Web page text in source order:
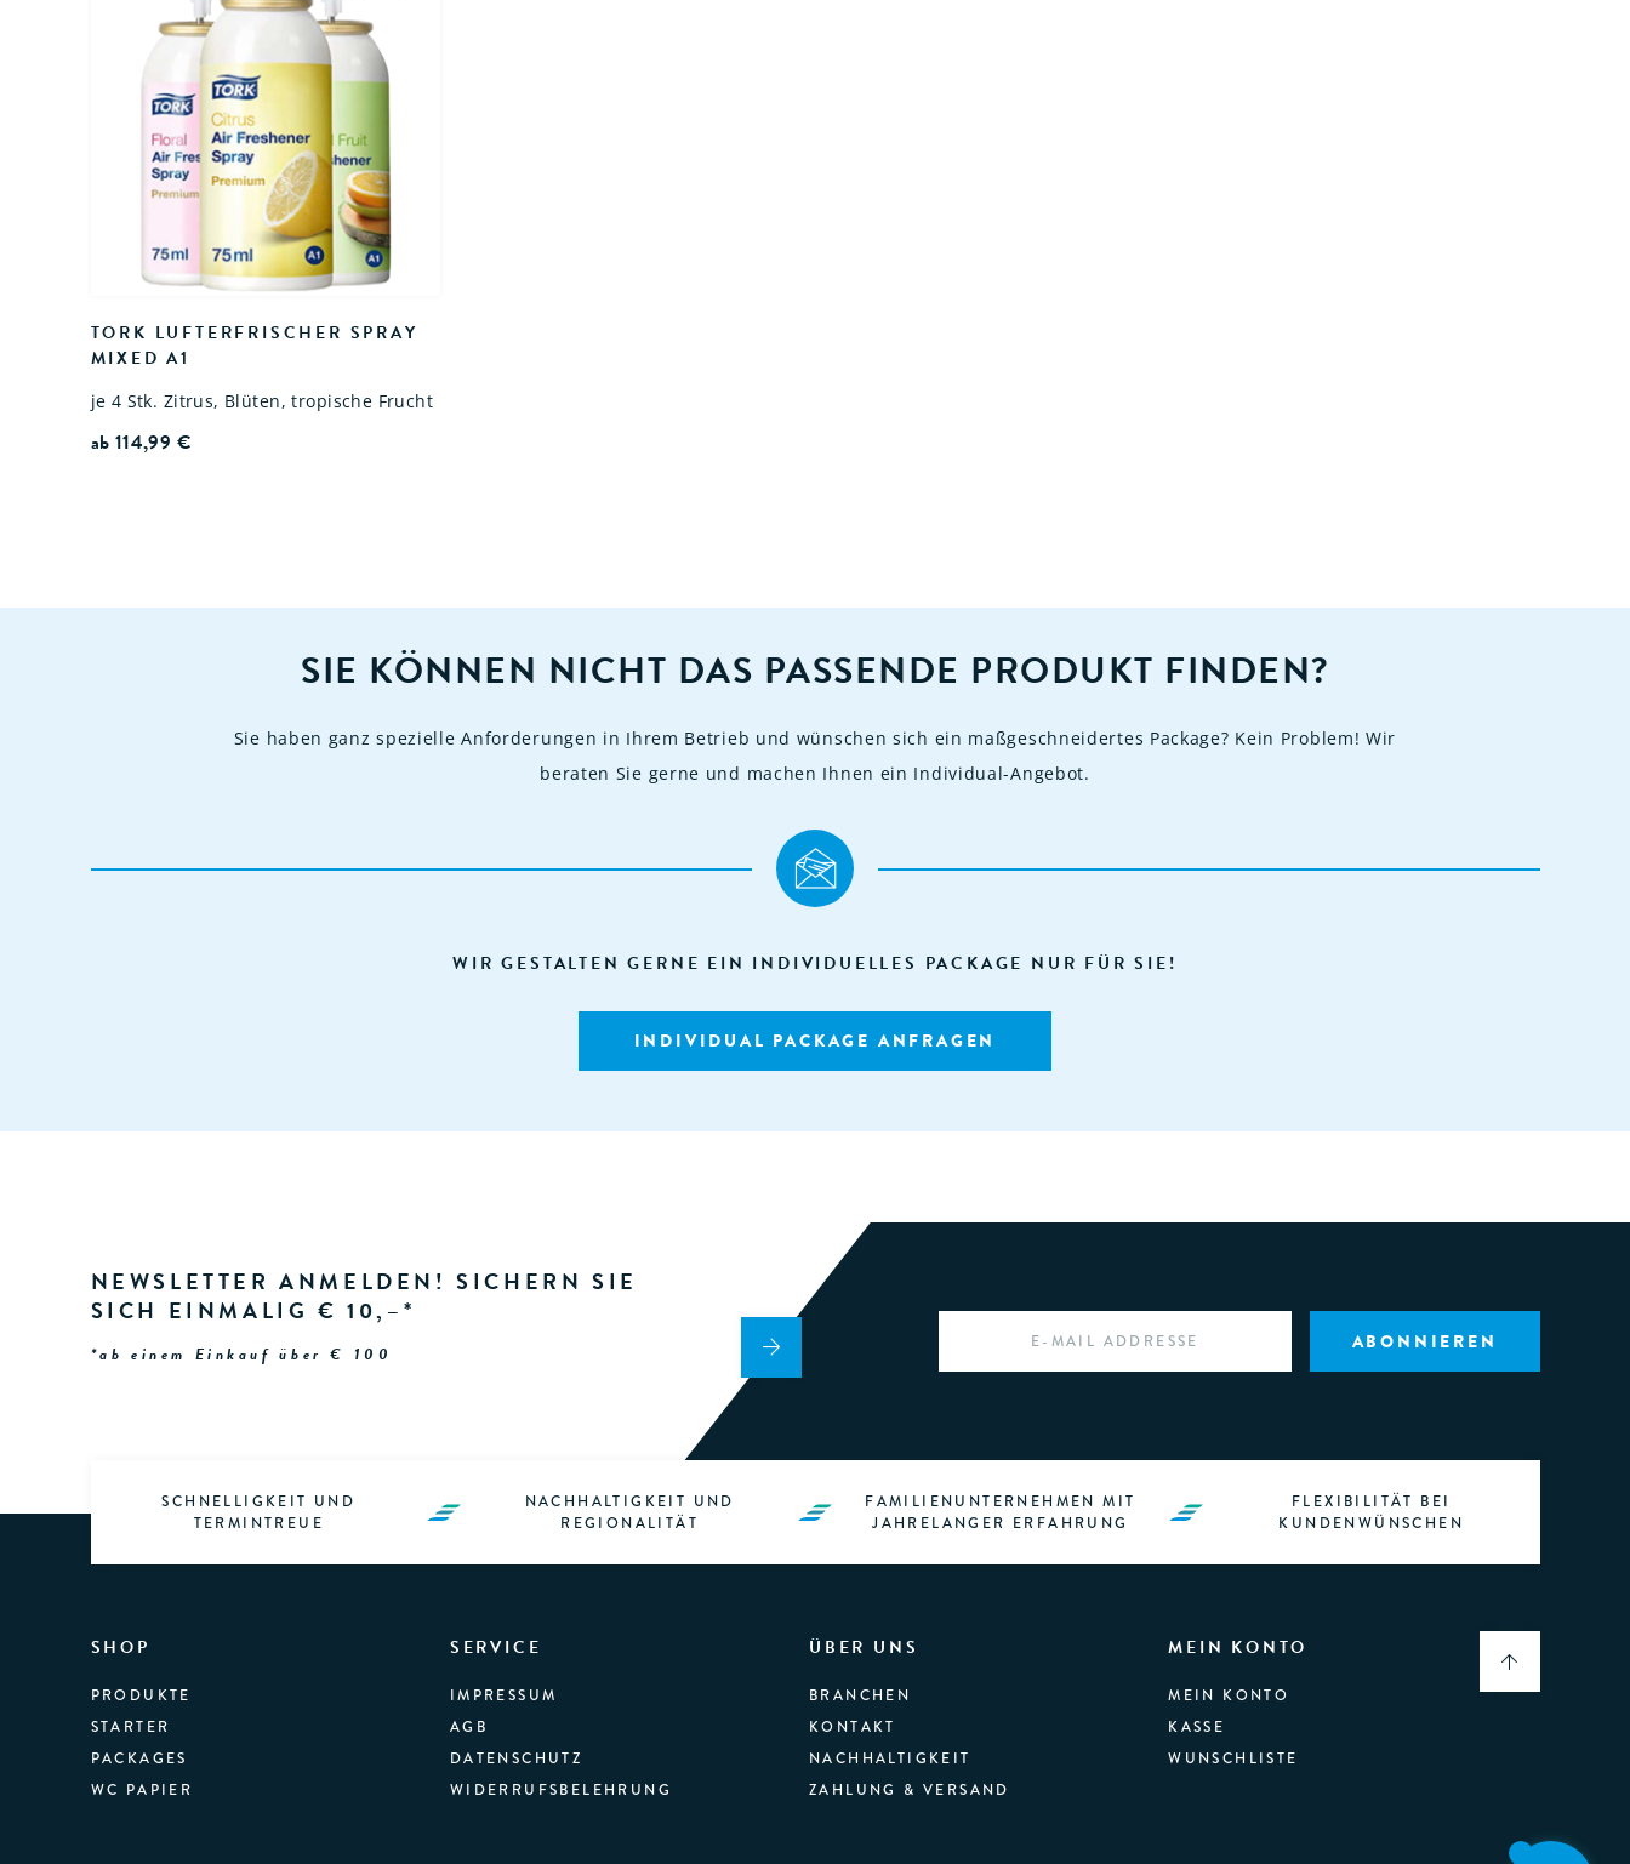
TORK LUFTERFRISCHER SPRAY
MIXED A1
je 4 Stk. Zitrus, Blüten, tropische Frucht
ab 114,99 €
SIE KÖNNEN NICHT DAS PASSENDE PRODUKT FINDEN?
Sie haben ganz spezielle Anforderungen in Ihrem Betrieb und wünschen sich ein maßgeschneidertes Package? Kein Problem! Wir
beraten Sie gerne und machen Ihnen ein Individual-Angebot.
WIR GESTALTEN GERNE EIN INDIVIDUELLES PACKAGE NUR FÜR SIE!
INDIVIDUAL PACKAGE ANFRAGEN
SCHNELLIGKEIT UND
TERMINTREUE
NACHHALTIGKEIT UND
REGIONALITÄT
FAMILIENUNTERNEHMEN MIT
JAHRELANGER ERFAHRUNG
FLEXIBILITÄT BEI
KUNDENWÜNSCHEN
NEWSLETTER ANMELDEN! SICHERN SIE
SICH EINMALIG € 10,–*
*ab einem Einkauf über € 100
SHOP
PRODUKTE
STARTER
PACKAGES
WC PAPIER
SERVICE
IMPRESSUM
AGB
DATENSCHUTZ
WIDERRUFSBELEHRUNG
ÜBER UNS
BRANCHEN
KONTAKT
NACHHALTIGKEIT
ZAHLUNG & VERSAND
MEIN KONTO
MEIN KONTO
KASSE
WUNSCHLISTE